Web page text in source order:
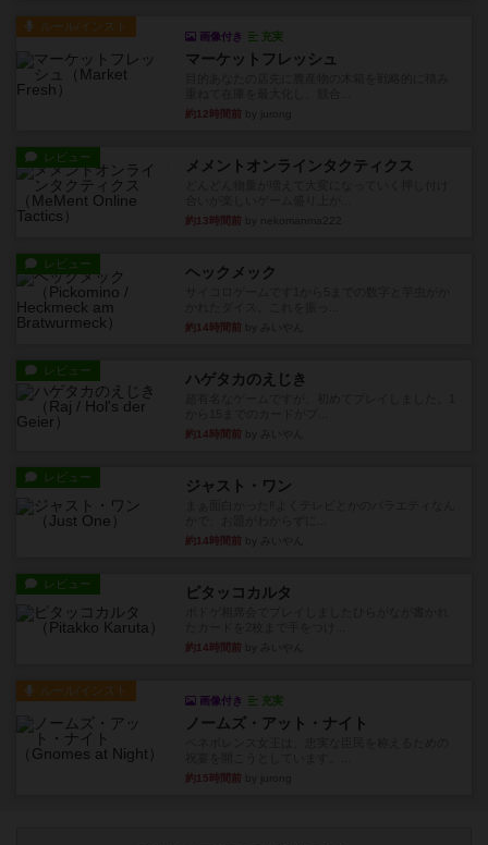
ルール/インスト
画像付き 充実
マーケットフレッシュ
約12時間前
レビュー メメントオンラインタクティクス
約13時間前
レビュー ヘックメック
約14時間前
レビュー ハゲタカのえじき
約14時間前
レビュー ジャスト・ワン
約14時間前
レビュー ピタッコカルタ
約14時間前
ルール/インスト
画像付き 充実
ノームズ・アット・ナイト
約15時間前